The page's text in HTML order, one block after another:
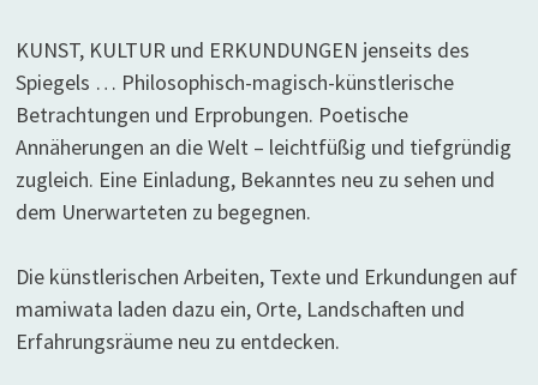
KUNST, KULTUR und ERKUNDUNGEN jenseits des
Spiegels … Philosophisch-magisch-künstlerische
Betrachtungen und Erprobungen. Poetische
Annäherungen an die Welt – leichtfüßig und tiefgründig
zugleich. Eine Einladung, Bekanntes neu zu sehen und
dem Unerwarteten zu begegnen.
Die künstlerischen Arbeiten, Texte und Erkundungen auf
mamiwata laden dazu ein, Orte, Landschaften und
Erfahrungsräume neu zu entdecken.